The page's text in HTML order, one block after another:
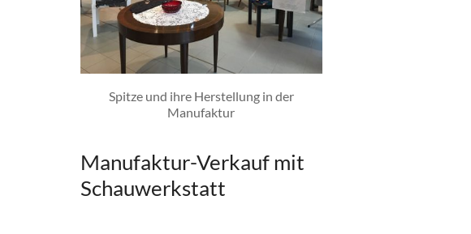
Spitze und ihre Herstellung in der
Manufaktur
Manufaktur-Verkauf mit
Schauwerkstatt